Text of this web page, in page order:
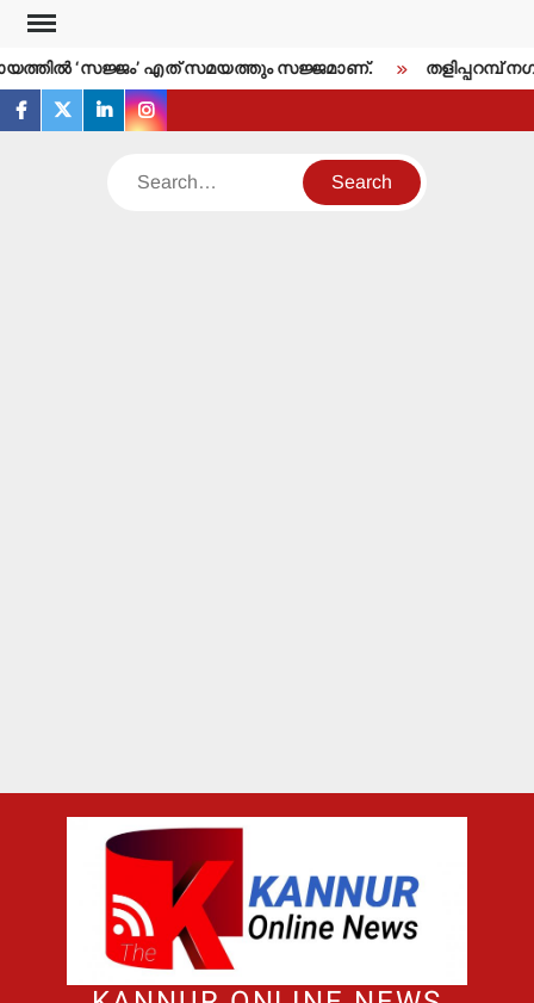
Skip
content ‘സജ്ജം’ എത് സമയത്തും സജ്ജമാണ്. തളിപ്പറമ്പ്
facebook
twitterlinkedininstagram
Search